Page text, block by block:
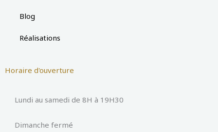
Blog
Réalisations
Horaire d'ouverture
Lundi au samedi de 8H à 19H30
Dimanche fermé